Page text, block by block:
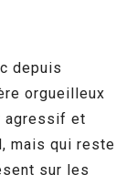
depuis
orgueilleux
agressif et
mais qui reste
sur les